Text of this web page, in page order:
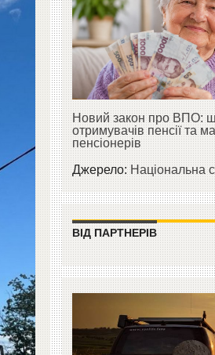
Новий закон про ВПО:
отримувачів пенсії та
пенсіонерів
Джерело:Національна
ВІД ПАРТНЕРІВ